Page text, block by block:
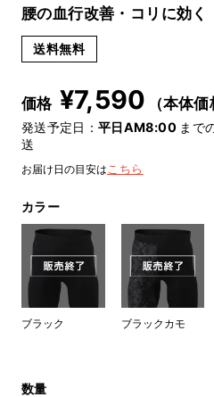
腰の血行改善・コリに効く
送料無料
価格 ¥7,590 （本体
発送予定日：平日AM8:00 まで
送
お届け日の目安はこちら
カラー
ブラック ブラックカモ
数量